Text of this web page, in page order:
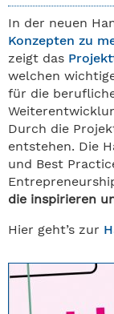
In der neuen
Konzepten zu
zeigt das
welchen
für die
Durch die
entstehen. Die
und Best
die inspirieren
Hier geht’s zur